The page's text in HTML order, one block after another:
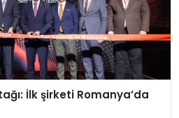
İlk şirketi Romanya’da